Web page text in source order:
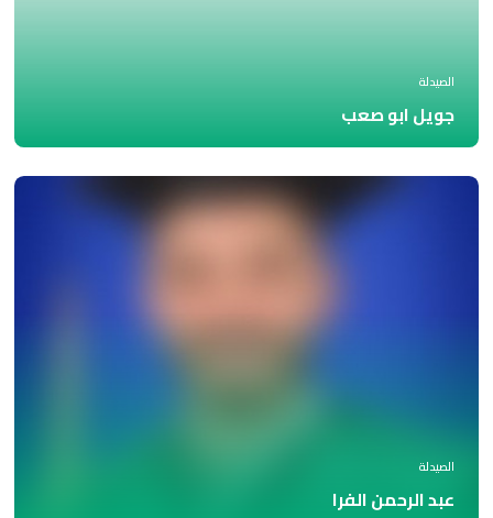
الصيدلة
جويل ابو صعب
الصيدلة
عبد الرحمن الفرا